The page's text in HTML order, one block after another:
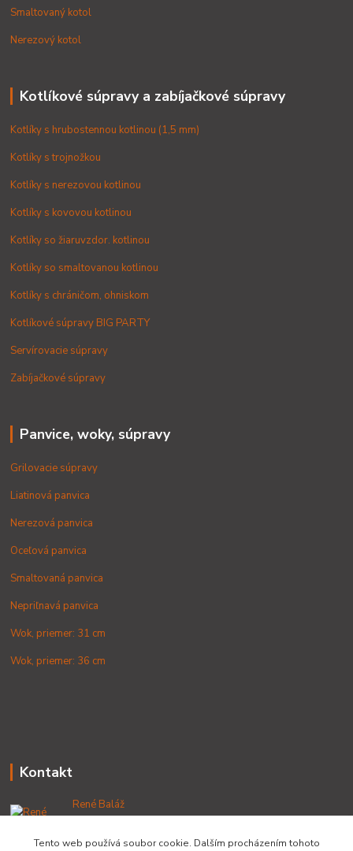
Smaltovaný kotol
Nerezový kotol
Kotlíkové súpravy a zabíjačkové súpravy
Kotlíky s hrubostennou kotlinou (1,5 mm)
Kotlíky s trojnožkou
Kotlíky s nerezovou kotlinou
Kotlíky s kovovou kotlinou
Kotlíky so žiaruvzdor. kotlinou
Kotlíky so smaltovanou kotlinou
Kotlíky s chráničom, ohniskom
Kotlíkové súpravy BIG PARTY
Servírovacie súpravy
Zabíjačkové súpravy
Panvice, woky, súpravy
Grilovacie súpravy
Liatinová panvica
Nerezová panvica
Oceľová panvica
Smaltovaná panvica
Nepriľnavá panvica
Wok, priemer: 31 cm
Wok, priemer: 36 cm
Kontakt
René Baláž
+421 902 212 007
od 8:00 - do 16:00 hod
Tento web používá soubor cookie. Dalším procházením tohoto